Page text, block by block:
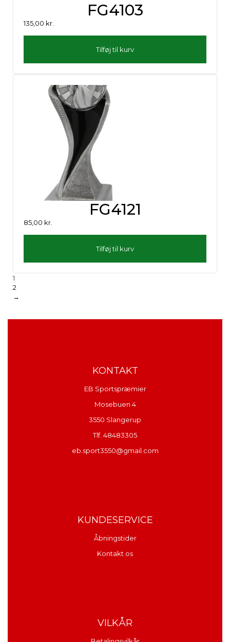
FG4103
135,00 kr.
Tilføj til kurv
FG4121
85,00 kr.
Tilføj til kurv
1
2
→
KONTAKT
EB Sportspræmier
Mosebuen 4
3550 Slangerup
Tlf. 48483305
eb.sport3550@gmail.com
KUNDESERVICE
Åbningstider
Kontakt os
VILKÅR